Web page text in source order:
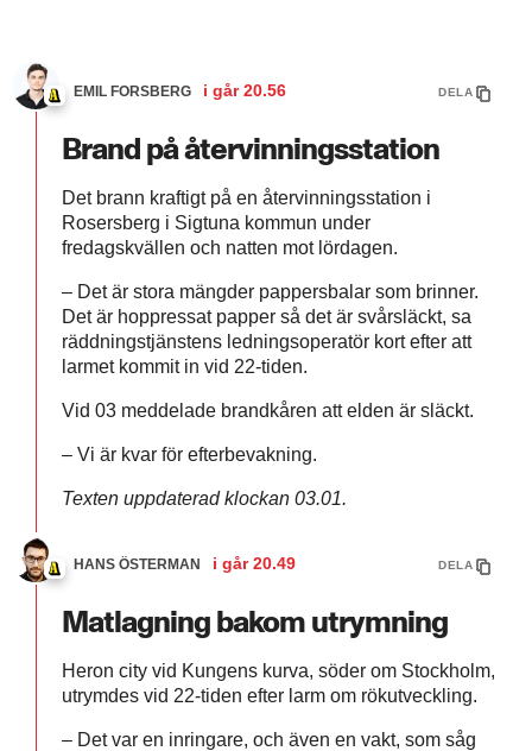
EMIL FORSBERG i går 20.56 DELA
Brand på återvinningsstation
Det brann kraftigt på en återvinningsstation i
Rosersberg i Sigtuna kommun under
fredagskvällen och natten mot lördagen.
– Det är stora mängder pappersbalar som brinner.
Det är hoppressat papper så det är svårsläckt, sa
räddningstjänstens ledningsoperatör kort efter att
larmet kommit in vid 22-tiden.
Vid 03 meddelade brandkåren att elden är släckt.
– Vi är kvar för efterbevakning.
Texten uppdaterad klockan 03.01.
HANS ÖSTERMAN i går 20.49 DELA
Matlagning bakom utrymning
Heron city vid Kungens kurva, söder om Stockholm,
utrymdes vid 22-tiden efter larm om rökutveckling.
– Det var en inringare, och även en vakt, som såg